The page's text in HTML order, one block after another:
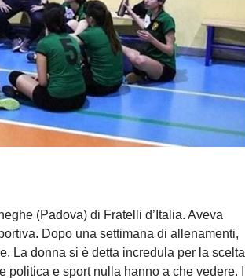
(Padova) di Fratelli d’Italia. Aveva
Dopo una settimana di allenamenti,
La donna si è detta incredula per la scelta
e sport nulla hanno a che vedere. Il